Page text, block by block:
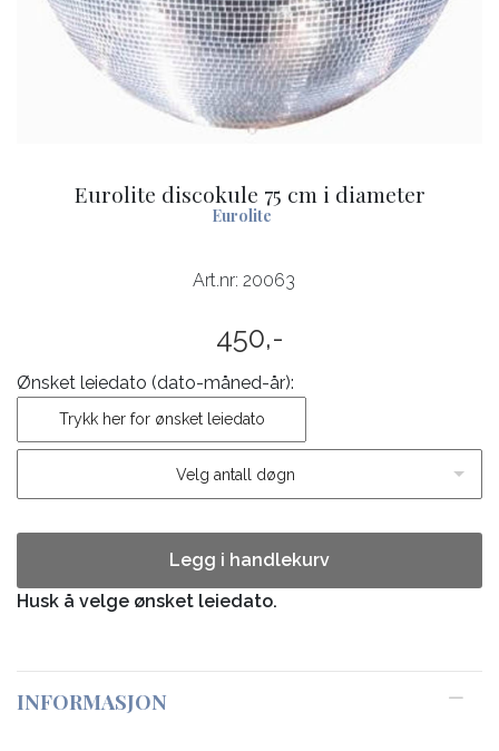
Eurolite discokule 75 cm i diameter
Eurolite
Art.nr: 20063
450,-
Ønsket leiedato (dato-måned-år):
Velg antall døgn
Legg i handlekurv
Husk å velge ønsket leiedato.
INFORMASJON